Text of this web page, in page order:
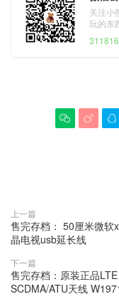
关注小
玩的东
  
上一篇
售完存档： 50厘米微软
晶电视usb延长线
下一篇
售完存档：原装正品
SCDMA/ATU天线